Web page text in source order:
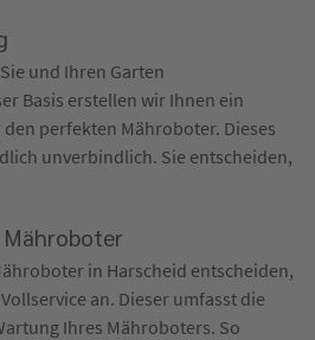
und Ihren Garten
Basis erstellen wir Ihnen ein
perfekten Mähroboter. Dieses
unverbindlich. Sie entscheiden,
in Harscheid entscheiden,
an. Dieser umfasst die
Ihres Mähroboters. So